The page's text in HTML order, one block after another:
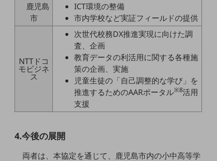
キーワードで探す
モバイルTOP
法人向けスマホ・携帯に関する、
おすすめの機種、料金やサービスをご紹介
製品TOP
ビジネス向けスマートフォン
タフネススマートフォン
ドコモケータイ
鹿児島
市
ICT環境の整備
市内学校など実証フィールドの提供
NTTドコ
モビジネ
ス
次世代校務DX推進実現に向けた調
査、企画
教育データの利活用に関する各種施
策の企画、実施
児童生徒の「自己調整的な学び」を
推進するためのAARポータル※8活用
支援
4.今後の展開
両者は、本協定を通じて、鹿児島市内の小中高等学